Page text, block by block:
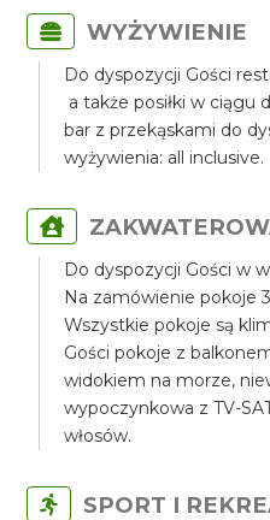
WYŻYWIENIE
Do dyspozycji Gości
a także posiłki w ciągu
bar z przekąskami do
wyżywienia: all inclusive.
Do dyspozycji Gości w
Na zamówienie pokoje
Wszystkie pokoje są
Gości pokoje z
widokiem na morze,
wypoczynkowa z TV-
włosów.
SPORT I